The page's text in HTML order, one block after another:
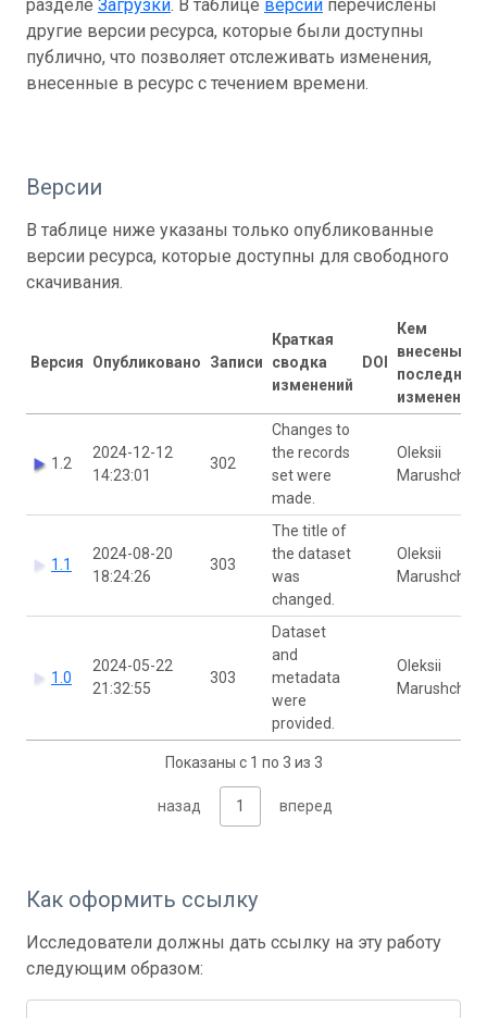
разделе Загрузки. В таблице версий перечислены
другие версии ресурса, которые были доступны
публично, что позволяет отслеживать изменения,
внесенные в ресурс с течением времени.
Версии
В таблице ниже указаны только опубликованные
версии ресурса, которые доступны для свободного
скачивания.
Версия Опубликовано Записи
Краткая
сводка
изменений
DOI
Кем
внесены
последние
изменения
1.2
2024-12-12
14:23:01
302
Changes to
the records
set were
made.
Oleksii
Marushchak
1.1
2024-08-20
18:24:26
303
The title of
the dataset
was
changed.
Oleksii
Marushchak
1.0
2024-05-22
21:32:55
303
Dataset
and
metadata
were
provided.
Oleksii
Marushchak
Показаны с 1 по 3 из 3
назад 1 вперед
Как оформить ссылку
Исследователи должны дать ссылку на эту работу
следующим образом: